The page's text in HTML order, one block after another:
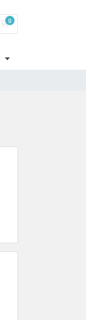
0Carrinho de Compras